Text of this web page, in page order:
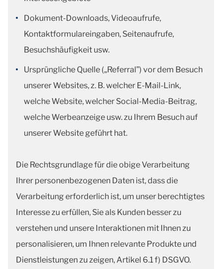
Dokument-Downloads, Videoaufrufe,
Kontaktformulareingaben, Seitenaufrufe,
Besuchshäufigkeit usw.
Ursprüngliche Quelle („Referral”) vor dem Besuch
unserer Websites, z. B. welcher E-Mail-Link,
welche Website, welcher Social-Media-Beitrag,
welche Werbeanzeige usw. zu Ihrem Besuch auf
unserer Website geführt hat.
Die Rechtsgrundlage für die obige Verarbeitung
Ihrer personenbezogenen Daten ist, dass die
Verarbeitung erforderlich ist, um unser berechtigtes
Interesse zu erfüllen, Sie als Kunden besser zu
verstehen und unsere Interaktionen mit Ihnen zu
personalisieren, um Ihnen relevante Produkte und
Dienstleistungen zu zeigen, Artikel 6.1 f) DSGVO.